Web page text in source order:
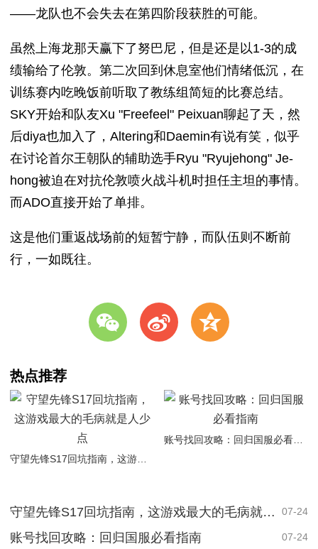
——龙队也不会失去在第四阶段获胜的可能。
虽然上海龙那天赢下了努巴尼，但是还是以1-3的成
绩输给了伦敦。第二次回到休息室他们情绪低沉，在
训练赛内吃晚饭前听取了教练组简短的比赛总结。
SKY开始和队友Xu "Freefeel" Peixuan聊起了天，然
后diya也加入了，Altering和Daemin有说有笑，似乎
在讨论首尔王朝队的辅助选手Ryu "Ryujehong" Je-
hong被迫在对抗伦敦喷火战斗机时担任主坦的事情。
而ADO直接开始了单排。
这是他们重返战场前的短暂宁静，而队伍则不断前
行，一如既往。
w t z
热点推荐
守望先锋S17回坑指南，这游戏最大的毛病就是人少点
账号找回攻略：回归国服必看指南
守望先锋S17回坑指南，这游戏最大的毛病就是人少点 07-24
账号找回攻略：回归国服必看指南 07-24